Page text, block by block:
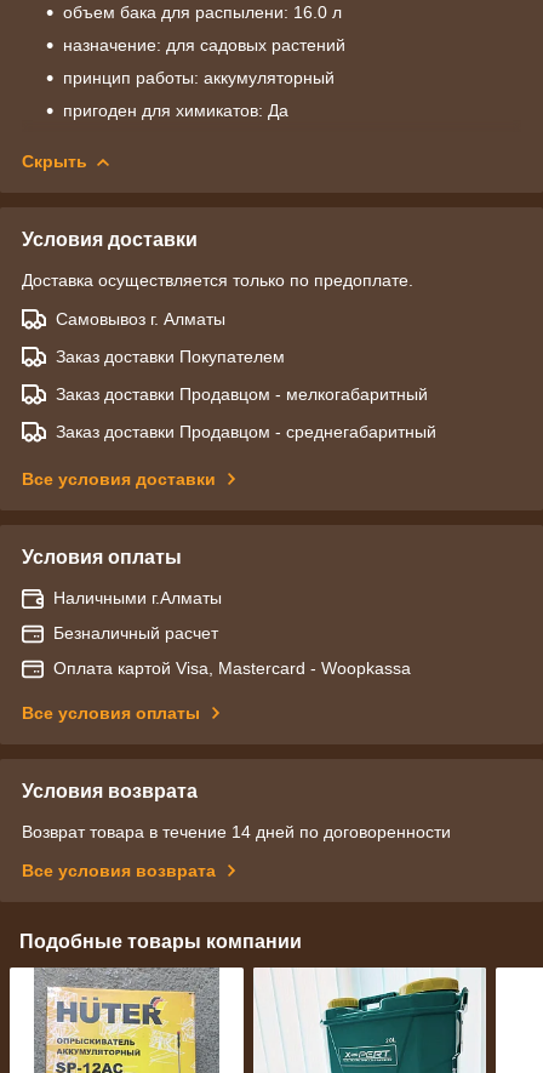
объем бака для распылени: 16.0 л
назначение: для садовых растений
принцип работы: аккумуляторный
пригоден для химикатов: Да
Скрыть
Условия доставки
Доставка осуществляется только по предоплате.
Самовывоз г. Алматы
Заказ доставки Покупателем
Заказ доставки Продавцом - мелкогабаритный
Заказ доставки Продавцом - среднегабаритный
Все условия доставки
Условия оплаты
Наличными г.Алматы
Безналичный расчет
Оплата картой Visa, Mastercard - Woopkassa
Все условия оплаты
Условия возврата
Возврат товара в течение 14 дней по договоренности
Все условия возврата
Подобные товары компании